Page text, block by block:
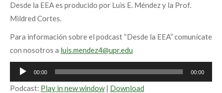
Desde la EEA es producido por Luis E. Méndez y la Prof.
Mildred Cortes.
Para información sobre el podcast “Desde la EEA” comunícate
con nosotros a luis.mendez4@upr.edu
Audio
Player
00:00 00:00
Podcast: Play in new window| Download